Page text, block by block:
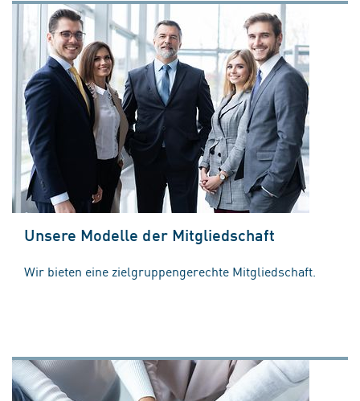
Unsere Modelle der Mitgliedschaft
Wir bieten eine zielgruppengerechte Mitgliedschaft.